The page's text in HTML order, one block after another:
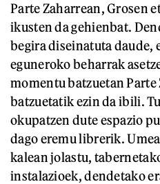
Parte Zaharrean, Grosen
ikusten da gehienbat.
begira diseinatuta daude,
eguneroko beharrak
momentu batzuetan Parte
batzuetatik ezin da ibili.
okupatzen dute espazio
dago eremu librerik.
kalean jolastu,
instalazioek, dendetako